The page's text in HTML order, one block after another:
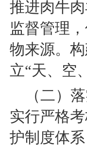
推进肉牛
监督管理
物来源。
立“天、空
（二）
实行严格
护制度体